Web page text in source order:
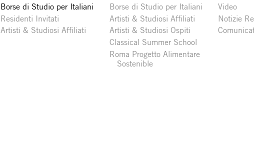
Borse di Studio per Italiani
Residenti Invitati
Artisti & Studiosi Affiliati
Borse di Studio per Italiani
Artisti & Studiosi Affiliati
Artisti & Studiosi Ospiti
Classical Summer School
Roma Progetto Alimentare
Sostenible
Video
Notizie